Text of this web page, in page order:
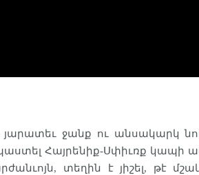
ջանք ու անսակարկ
Հայրենիք-Սփիւռք կապի
տեղին է յիշել, թէ